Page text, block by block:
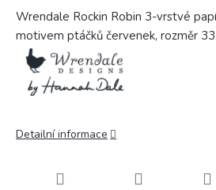
Wrendale Rockin Robin 3-vrstvé
motivem ptáčků červenek, rozměr
Detailní informace